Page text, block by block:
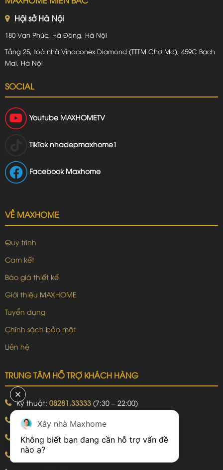
Hội sở Hà Nội
180 Vạn Phúc, Hà Đông, Hà Nội
Tầng 25, toà nhà Vinaconex Diamond (TTTM Chợ Mơ), 459C Bạch
Mai, Hà Nội
SOCIAL
Youtube MAXHOMETV
TikTok nhadepmaxhome1
Facebook Maxhome
VỀ MAXHOME
Quy trình
Cam kết
Báo giá thiết kế
Giới thiệu MAXHOME
Tuyển dụng
Chính sách bảo mật
Liên hệ
TRUNG TÂM HỖ TRỢ KHÁCH HÀNG
Kỹ thuật: 08281.33333 (7:30 – 22:00)
Khiếu nại:
09240.99999
Bảo hành:09240.99999(8:00 – 21:00)
Hotline: 092.774.8888
Xây nhà Maxhome
Không biết bạn đang cần hỗ trợ vấn đề